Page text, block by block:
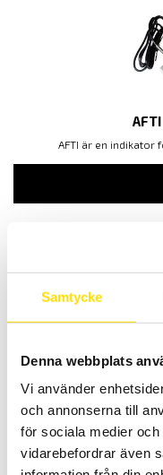
Samtycke
Denna webbplats
Vi använder
och annonserna till
för sociala medier
vidarebefordrar även
AFTI är en indikator
GSV1A
Analog
3,000.00KR